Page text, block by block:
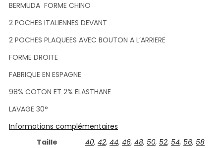
BERMUDA FORME CHINO
2 POCHES ITALIENNES DEVANT
2 POCHES PLAQUEES AVEC BOUTON A L’ARRIERE
FORME DROITE
FABRIQUE EN ESPAGNE
98% COTON ET 2% ELASTHANE
LAVAGE 30°
Informations complémentaires
Taille
40, 42, 44, 46, 48, 50, 52, 54, 56, 58